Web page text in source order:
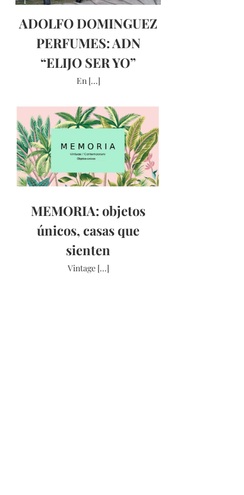
ADOLFO DOMINGUEZ
PERFUMES: ADN
“ELIJO SER YO”
En [...]
MEMORIA: objetos
únicos, casas que
sienten
Vintage [...]